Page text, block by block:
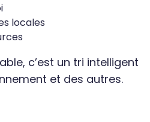
locales
c’est un tri intelligent
et des autres.